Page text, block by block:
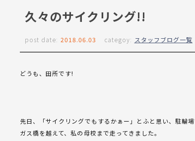
久々のサイクリング!!
post date: 2018.06.03 categoy: スタッフブログ一覧
どうも、田所です!
先日、「サイクリングでもするかぁー」とふと思い、駐輪
ガス橋を越えて、私の母校まで走ってきました。